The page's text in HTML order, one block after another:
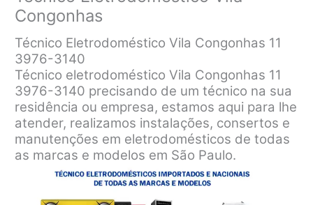
Congonhas
Técnico Eletrodoméstico Vila Congonhas 11
3976-3140
Técnico eletrodoméstico Vila Congonhas 11
3976-3140 precisando de um técnico na sua
residência ou empresa, estamos aqui para lhe
atender, realizamos instalações, consertos e
manutenções em eletrodomésticos de todas
as marcas e modelos em São Paulo.